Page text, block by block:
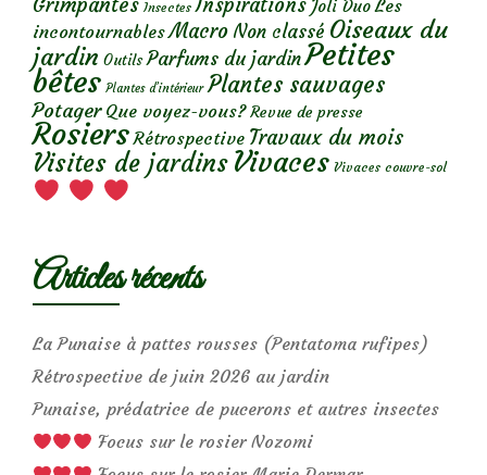
Insectes Joli Duo Les
incontournables Macro Non classé Oiseaux du
jardin Outils Parfums du jardinPetites
bêtes Plantes d’intérieur Plantes sauvages
Potager Que voyez-vous? Revue de presse
Rosiers Rétrospective Travaux du mois
Visites de jardins Vivaces Vivaces couvre-sol
Articles récents
La Punaise à pattes rousses (Pentatoma rufipes)
Rétrospective de juin 2026 au jardin
Punaise, prédatrice de pucerons et autres insectes
Focus sur le rosier Nozomi